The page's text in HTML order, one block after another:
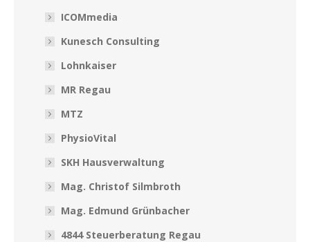
ICOMmedia
Kunesch Consulting
Lohnkaiser
MR Regau
MTZ
PhysioVital
SKH Hausverwaltung
Mag. Christof Silmbroth
Mag. Edmund Grünbacher
4844 Steuerberatung Regau